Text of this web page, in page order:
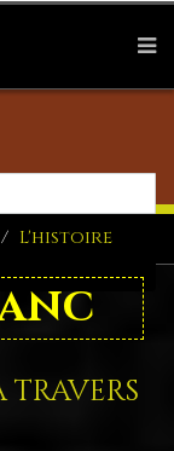
L'histoire
travers